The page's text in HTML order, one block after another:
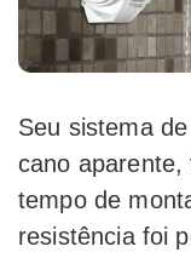
Seu sistema de instalação simplificado, sem
cano aparente,
tempo de
resistência foi